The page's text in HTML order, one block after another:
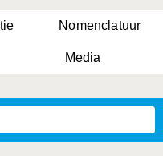
Nomenclatuur
Media